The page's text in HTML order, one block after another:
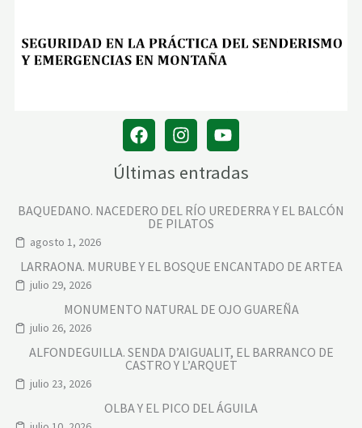
Últimas entradas
BAQUEDANO. NACEDERO DEL RÍO UREDERRA Y EL BALCÓN
DE PILATOS
agosto 1, 2026
LARRAONA. MURUBE Y EL BOSQUE ENCANTADO DE ARTEA
julio 29, 2026
MONUMENTO NATURAL DE OJO GUAREÑA
julio 26, 2026
ALFONDEGUILLA. SENDA D’AIGUALIT, EL BARRANCO DE
CASTRO Y L’ARQUET
julio 23, 2026
OLBA Y EL PICO DEL ÁGUILA